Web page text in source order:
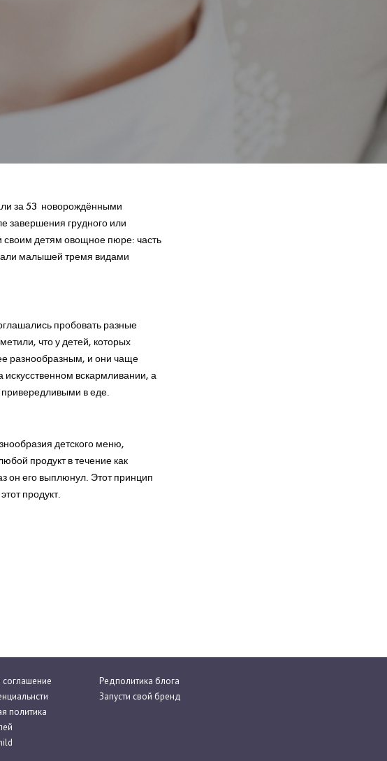
за 53 новорождёнными
завершения грудного или
своим детям овощное пюре: часть
малышей тремя видами
пробовать разные
что у детей, которых
разнообразным, и они чаще
вскармливании, а
в еде.
детского меню,
продукт в течение как
он его выплюнул. Этот принцип
продукт.
соглашение
политика
Редполитика блога
Запусти свой бренд